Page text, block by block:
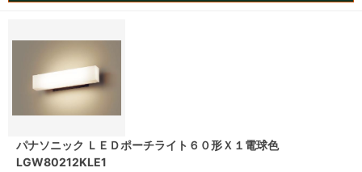
パナソニック ＬＥＤポーチライト６０形Ｘ１電球色
LGW80212KLE1